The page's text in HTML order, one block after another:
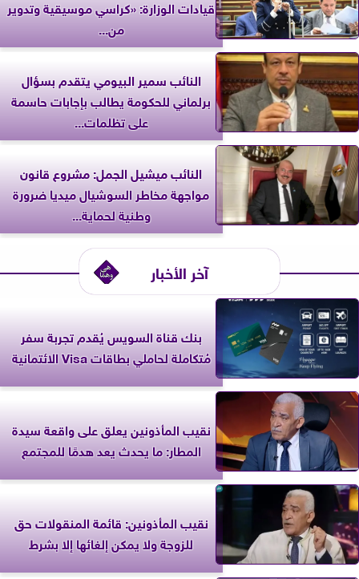
قيادات الوزارة: «كراسي موسيقية وتدوير
من...
النائب سمير البيومي يتقدم بسؤال
برلماني للحكومة يطالب بإجابات حاسمة
على تظلمات...
النائب ميشيل الجمل: مشروع قانون
مواجهة مخاطر السوشيال ميديا ضرورة
وطنية لحماية...
آخر الأخبار
بنك قناة السويس يُقدم تجربة سفر
مُتكاملة لحاملي بطاقات Visa الائتمانية
نقيب المأذونين يعلق على واقعة سيدة
المطار: ما يحدث يعد هدمًا للمجتمع
نقيب المأذونين: قائمة المنقولات حق
للزوجة ولا يمكن إلغائها إلا بشرط